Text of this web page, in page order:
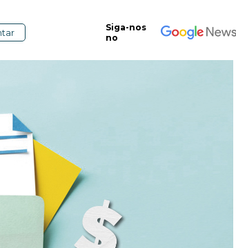
Siga-nos
no